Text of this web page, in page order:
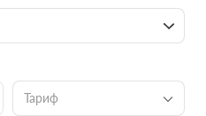
Тариф